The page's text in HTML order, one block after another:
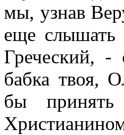
мы, узнав
еще слышать
Греческий,
бабка твоя,
бы